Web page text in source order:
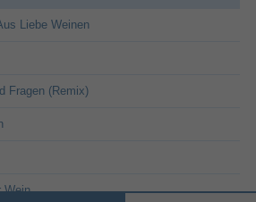
Liebe Weinen
Fragen (Remix)
Wein